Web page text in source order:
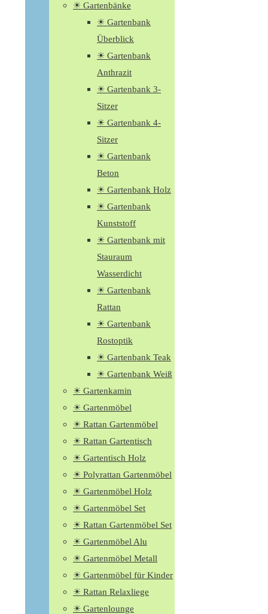
☀ Gartenbänke
☀ Gartenbank
Überblick
☀ Gartenbank
Anthrazit
☀ Gartenbank 3-
Sitzer
☀ Gartenbank 4-
Sitzer
☀ Gartenbank
Beton
☀ Gartenbank Holz
☀ Gartenbank
Kunststoff
☀ Gartenbank mit
Stauraum
Wasserdicht
☀ Gartenbank
Rattan
☀ Gartenbank
Rostoptik
☀ Gartenbank Teak
☀ Gartenbank Weiß
☀ Gartenkamin
☀ Gartenmöbel
☀ Rattan Gartenmöbel
☀ Rattan Gartentisch
☀ Gartentisch Holz
☀ Polyrattan Gartenmöbel
☀ Gartenmöbel Holz
☀ Gartenmöbel Set
☀ Rattan Gartenmöbel Set
☀ Gartenmöbel Alu
☀ Gartenmöbel Metall
☀ Gartenmöbel für Kinder
☀ Rattan Relaxliege
☀ Gartenlounge